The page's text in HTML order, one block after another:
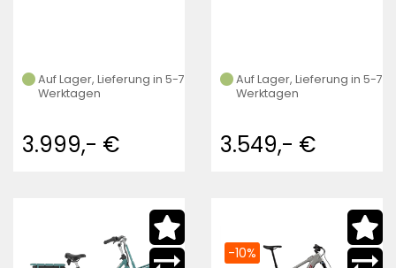
Auf Lager, Lieferung in 5-7
Werktagen
3.999,- €
Auf Lager, Lieferung in 5-7
Werktagen
3.549,- €
-10%